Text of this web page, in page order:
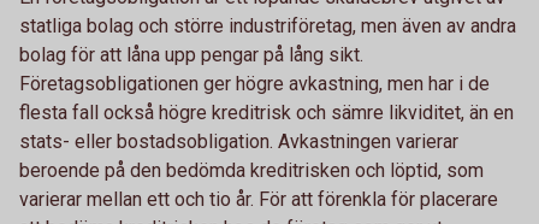
statliga bolag och större industriföretag, men även av andra
bolag för att låna upp pengar på lång sikt.
Företagsobligationen ger högre avkastning, men har i de
flesta fall också högre kreditrisk och sämre likviditet, än en
stats- eller bostadsobligation. Avkastningen varierar
beroende på den bedömda kreditrisken och löptid, som
varierar mellan ett och tio år. För att förenkla för placerare